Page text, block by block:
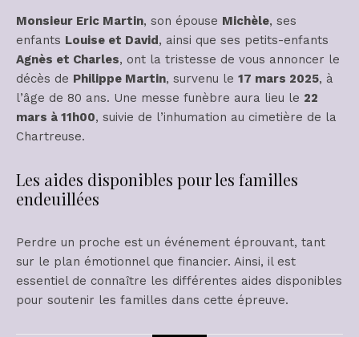
Monsieur Eric Martin, son épouse Michèle, ses
enfants Louise et David , ainsi que ses petits-enfants
Agnès et Charles, ont la tristesse de vous annoncer le
décès de Philippe Martin, survenu le 17 mars 2025, à
l’âge de 80 ans. Une messe funèbre aura lieu le 22
mars à 11h00, suivie de l’inhumation au cimetière de la
Chartreuse.
Les aides disponibles pour les familles
endeuillées
Perdre un proche est un événement éprouvant, tant
sur le plan émotionnel que financier. Ainsi, il est
essentiel de connaître les différentes aides disponibles
pour soutenir les familles dans cette épreuve.